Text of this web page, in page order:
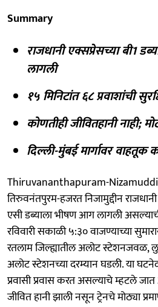
Summary
राजधानी एक्सप्रेसच्या बी1
लागली
१५ मिनिटांत ६८ प्रवाशांची
कोणतीही जीवितहानी नाही;
दिल्ली-मुंबई मार्गावर वाहतूक
Thiruvananthapuram-
तिरुवनंतपुरम-हजरत निजामुद्दीन
एसी डब्याला भीषण आग लागली
रविवारी सकाळी ५:३० वाजण्याच्या
रतलाम जिल्ह्यातील अलोट स्टेशनजवळ,
अलोट स्टेशनच्या दरम्यान घडली. या
प्रवासी प्रवास करत असल्याचे म्हटले
जीवित हानी झाली नसून ट्रेनचे मोठ्या